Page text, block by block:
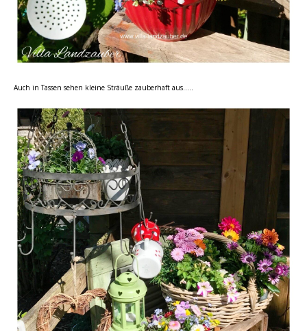
Auch in Tassen sehen kleine Sträuße zauberhaft aus…..